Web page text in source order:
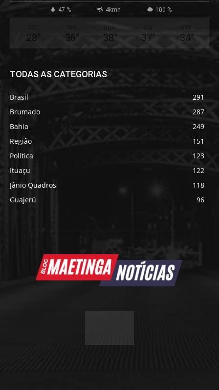
47 % 4kmh 100 %
28° 36°
QUA
38° 37° 34°
TODAS AS CATEGORIAS
Brasil
291
Brumado
287
Bahia
249
Região
151
Política
123
Ituaçu
122
Jânio Quadros
118
Guajerú
96